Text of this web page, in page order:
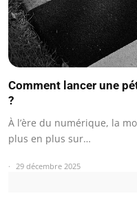
Comment lancer une
?
À l’ère du numérique, la
plus en plus sur…
29 décembre 2025